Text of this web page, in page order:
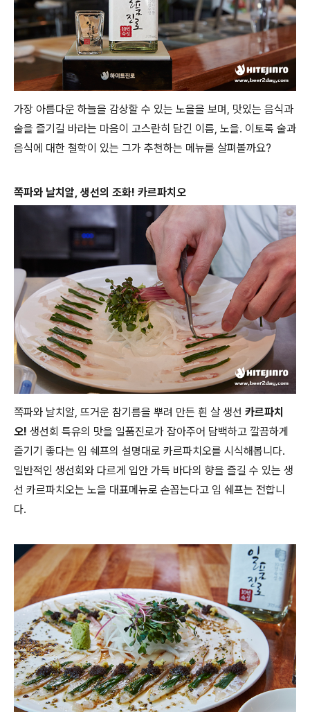
가장 아름다운 하늘을 감상할 수 있는 노을을 보며, 맛있는 음식과
술을 즐기길 바라는 마음이 고스란히 담긴 이름, 노을. 이토록 술과
음식에 대한 철학이 있는 그가 추천하는 메뉴를 살펴볼까요?
쪽파와 날치알, 생선의 조화! 카르파치오
쪽파와 날치알, 뜨거운 참기름을 뿌려 만든 흰 살 생선 카르파치
오! 생선회 특유의 맛을 일품진로가 잡아주어 담백하고 깔끔하게
즐기기 좋다는 임 쉐프의 설명대로 카르파치오를 시식해봅니다.
일반적인 생선회와 다르게 입안 가득 바다의 향을 즐길 수 있는 생
선 카르파치오는 노을 대표메뉴로 손꼽는다고 임 쉐프는 전합니
다.